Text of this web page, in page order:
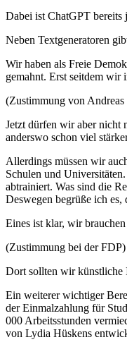
Dabei ist ChatGPT
Neben Textgeneratoren
Wir haben als Freie
gemahnt. Erst seitdem
(Zustimmung von
Jetzt dürfen wir aber nicht
anderswo schon viel
Allerdings müssen wir
Schulen und
abtrainiert. Was sind die
Deswegen begrüße ich
Eines ist klar, wir
(Zustimmung bei der FDP)
Dort sollten wir künstliche
Ein weiterer wichtiger
der Einmalzahlung für
000 Arbeitsstunden
von Lydia Hüskens